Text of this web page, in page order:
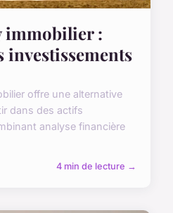
immobilier :
investissements
offre une alternative
dans des actifs
analyse financière
4 min de lecture →